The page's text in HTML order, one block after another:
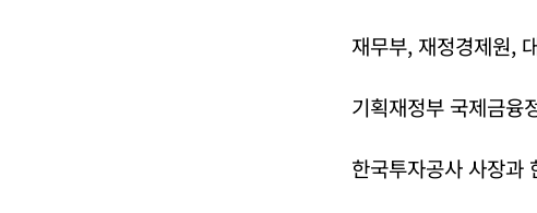
재무부, 재정경제원,
기획재정부 국제금융
한국투자공사 사장과